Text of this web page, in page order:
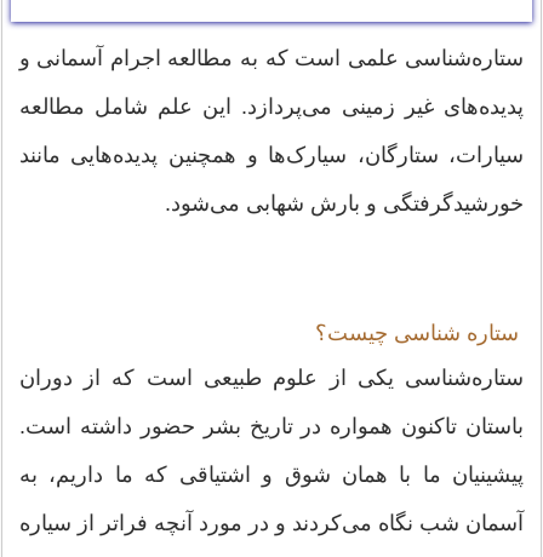
ستاره‌شناسی علمی است که به مطالعه اجرام آسمانی و
پدیده‌های غیر زمینی می‌پردازد. این علم شامل مطالعه
سیارات، ستارگان، سیارک‌ها و همچنین پدیده‌هایی مانند
خورشیدگرفتگی و بارش شهابی می‌شود.
ستاره شناسی چیست؟
ستاره‌شناسی یکی از علوم طبیعی است که از دوران
باستان تاکنون همواره در تاریخ بشر حضور داشته است.
پیشینیان ما با همان شوق و اشتیاقی که ما داریم، به
آسمان شب نگاه می‌کردند و در مورد آنچه فراتر از سیاره